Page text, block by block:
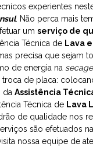
experientes
. Não perca mais
um serviço de
Técnica de Lava
precisa que sejam
de energia na
de placa:
da Assistência
Técnica de Lava
de qualidade nos
são efetuados
nossa equipe de